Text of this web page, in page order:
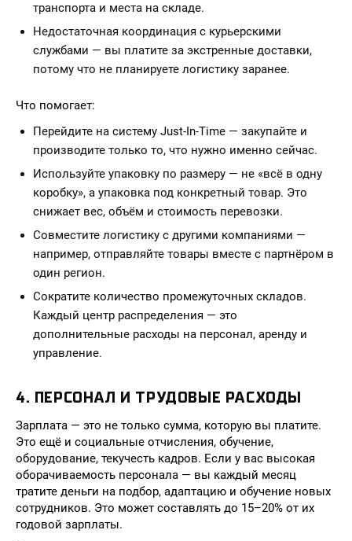
транспорта и места на складе.
Недостаточная координация с курьерскими
службами — вы платите за экстренные доставки,
потому что не планируете логистику заранее.
Что помогает:
Перейдите на систему Just-In-Time — закупайте и
производите только то, что нужно именно сейчас.
Используйте упаковку по размеру — не «всё в одну
коробку», а упаковка под конкретный товар. Это
снижает вес, объём и стоимость перевозки.
Совместите логистику с другими компаниями —
например, отправляйте товары вместе с партнёром в
один регион.
Сократите количество промежуточных складов.
Каждый центр распределения — это
дополнительные расходы на персонал, аренду и
управление.
4. ПЕРСОНАЛ И ТРУДОВЫЕ РАСХОДЫ
Зарплата — это не только сумма, которую вы платите.
Это ещё и социальные отчисления, обучение,
оборудование, текучесть кадров. Если у вас высокая
оборачиваемость персонала — вы каждый месяц
тратите деньги на подбор, адаптацию и обучение новых
сотрудников. Это может составлять до 15–20% от их
годовой зарплаты.